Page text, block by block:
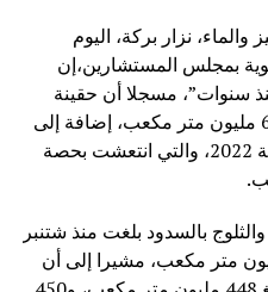
نزار بركة، اليوم
بمجلس المستشارين،إن
سنوات”، مسجلا أن حقينة
السدود بلغت حاليا 6 ملايير و610 مليون متر مكعب، إضافة إلى
السدود الجديدة، المنجزة منذ سنة 2022، والتي انتعشت بحصة
بالسدود بلغت منذ شتنبر
إلى غاية اليوم 3785 مليون متر مكعب، مشيرا إلى أن